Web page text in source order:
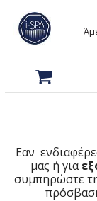
Εαν
μας ή για
συμπηρώστε